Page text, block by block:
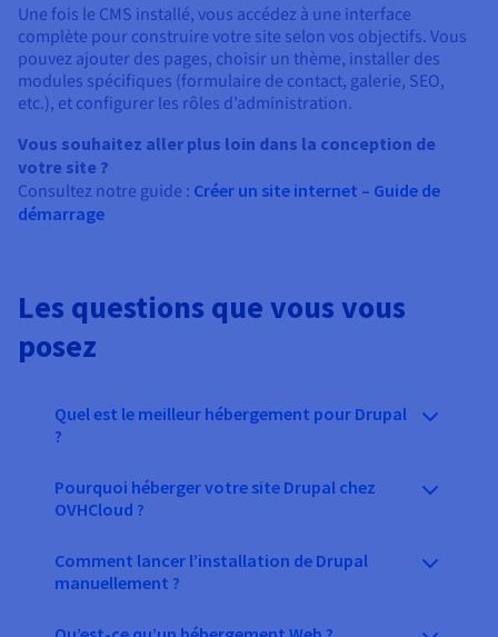
Une fois le CMS installé, vous accédez à une interface
complète pour construire votre site selon vos objectifs. Vous
pouvez ajouter des pages, choisir un thème, installer des
modules spécifiques (formulaire de contact, galerie, SEO,
etc.), et configurer les rôles d’administration.
Vous souhaitez aller plus loin dans la conception de
votre site ?
Consultez notre guide : Créer un site internet – Guide de
démarrage
Les questions que vous vous
posez
Quel est le meilleur hébergement pour Drupal
?
Pourquoi héberger votre site Drupal chez
OVHCloud ?
Comment lancer l’installation de Drupal
manuellement ?